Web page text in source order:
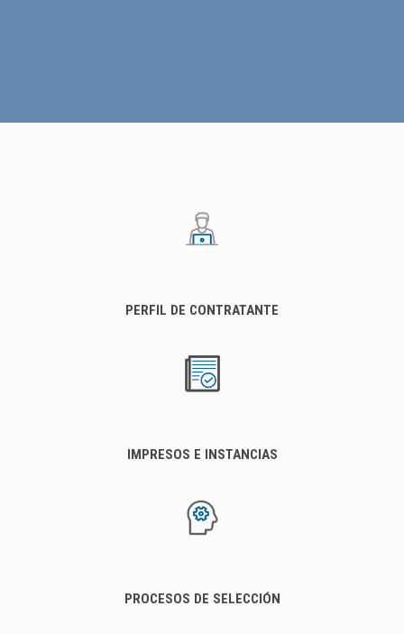
PERFIL DE CONTRATANTE
IMPRESOS E INSTANCIAS
PROCESOS DE SELECCIÓN